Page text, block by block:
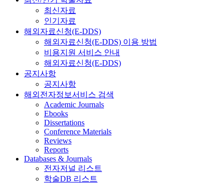
최신자료
인기자료
해외자료신청(E-DDS)
해외자료신청(E-DDS) 이용 방법
비용지원 서비스 안내
해외자료신청(E-DDS)
공지사항
공지사항
해외전자정보서비스 검색
Academic Journals
Ebooks
Dissertations
Conference Materials
Reviews
Reports
Databases & Journals
전자저널 리스트
학술DB 리스트